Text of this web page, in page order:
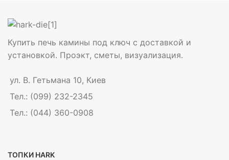
Купить печь камины под ключ с доставкой и
установкой. Проэкт, сметы, визуализация.
ул. В. Гетьмана 10, Киев
Тел.: (099) 232-2345
Тел.: (044) 360-0908
ТОПКИ HARK